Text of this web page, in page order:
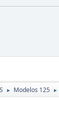
► Modelos 125 ►